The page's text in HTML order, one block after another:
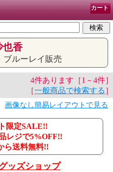
カート
也香
ブルーレイ販売
4件あります［1－4件］
［一般商品で検索する ］
画像なし簡易レイアウトで見る
限定SALE!!
レジで5%OFF!!
ら送料無料!!
ッズショップ